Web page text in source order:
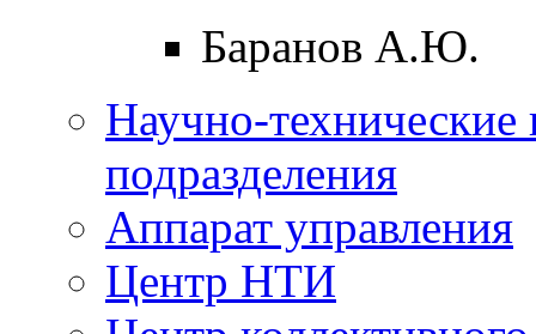
Баранов А.Ю.
Научно-технические
подразделения
Аппарат управления
Центр НТИ